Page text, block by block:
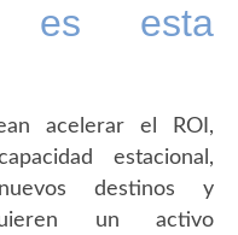
es esta
acelerar el ROI,
estacional,
destinos y
un activo